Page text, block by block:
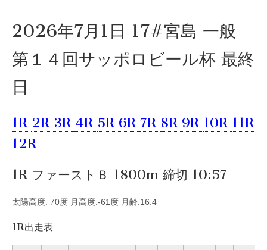
2026年7月1日 17#宮島 一般
第１４回サッポロビール杯 最終
日
1R 2R 3R 4R 5R 6R 7R 8R 9R 10R 11R
12R
1R ファーストＢ 1800m 締切 10:57
太陽高度: 70度 月高度:-61度 月齢:16.4
1R出走表